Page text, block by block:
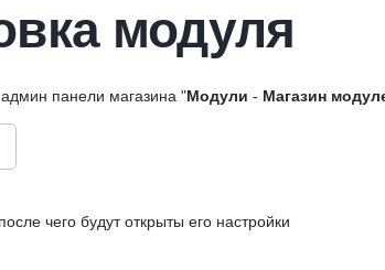
модуля
панели магазина "Модули - Магазин
чего будут открыты его настройки